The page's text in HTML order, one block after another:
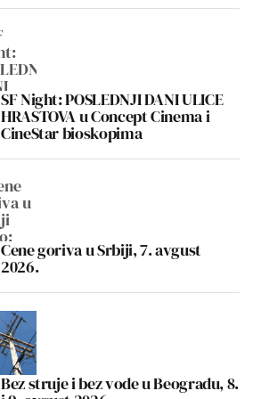
SF Night: POSLEDNJI DANI ULICE
HRASTOVA u Concept Cinema i
CineStar bioskopima
Cene goriva u Srbiji, 7. avgust
2026.
Bez struje i bez vode u Beogradu, 8.